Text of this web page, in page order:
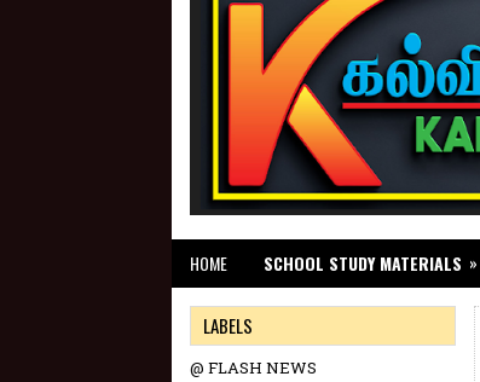
HOME SCHOOL STUDY MATERIALS »
LABELS
@ FLASH NEWS